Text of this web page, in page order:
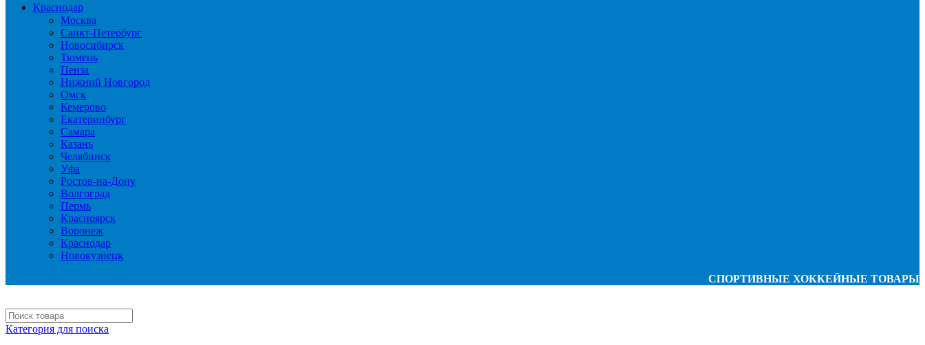
Краснодар
Москва
Санкт-Петербург
Новосибирск
Тюмень
Пенза
Нижний Новгород
Омск
Кемерово
Екатеринбург
Самара
Казань
Челябинск
Уфа
Ростов-на-Дону
Волгоград
Пермь
Красноярск
Воронеж
Краснодар
Новокузнецк
СПОРТИВНЫЕ ХОККЕЙНЫЕ ТОВАРЫ
Категория для поиска